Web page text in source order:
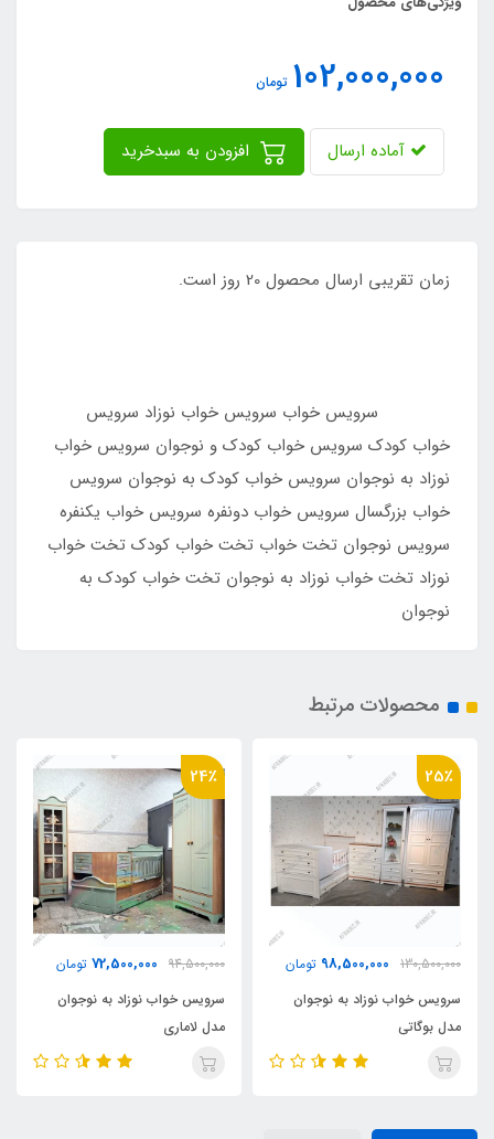
102,000,000 تومان
آماده ارسال
زمان تقریبی ارسال محصول 20 روز است.
سرویس خواب سرویس خواب نوزاد سرویس
خواب کودک سرویس خواب کودک و نوجوان سرویس خواب
نوزاد به نوجوان سرویس خواب کودک به نوجوان سرویس
خواب بزرگسال سرویس خواب دونفره سرویس خواب یکنفره
سرویس نوجوان تخت خواب تخت خواب کودک تخت خواب
نوزاد تخت خواب نوزاد به نوجوان تخت خواب کودک به
نوجوان
محصولات مرتبط
25٪
130,500,000
98,500,000 تومان
سرویس خواب نوزاد به نوجوان
مدل بوگاتی
24٪
94,500,000
72,500,000 تومان
سرویس خواب نوزاد به نوجوان
مدل لاماری